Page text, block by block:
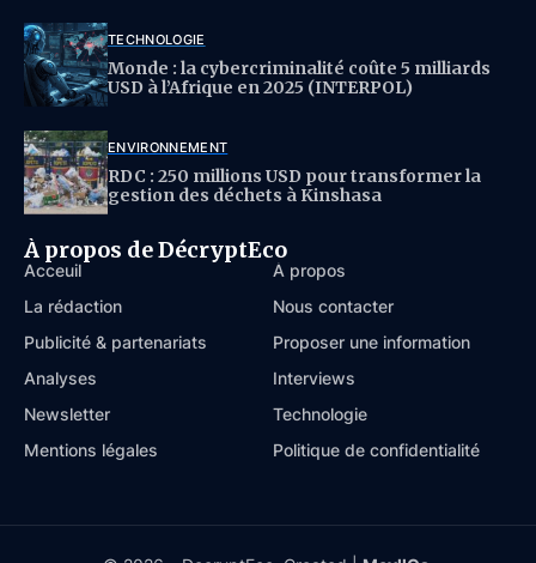
TECHNOLOGIE
Monde : la cybercriminalité coûte 5 milliards
USD à l’Afrique en 2025 (INTERPOL)
ENVIRONNEMENT
RDC : 250 millions USD pour transformer la
gestion des déchets à Kinshasa
À propos de DécryptEco
Acceuil
À propos
La rédaction
Nous contacter
Publicité & partenariats
Proposer une information
Analyses
Interviews
Newsletter
Technologie
Mentions légales
Politique de confidentialité